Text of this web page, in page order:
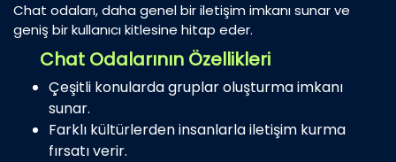
Chat odaları, daha genel bir iletişim imkanı sunar ve
geniş bir kullanıcı kitlesine hitap eder.
Chat Odalarının Özellikleri
Çeşitli konularda gruplar oluşturma imkanı
sunar.
Farklı kültürlerden insanlarla iletişim kurma
fırsatı verir.